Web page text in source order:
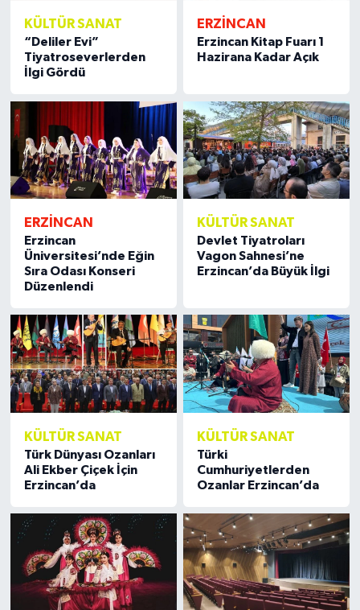
KÜLTÜR SANAT
“Deliler Evi”
Tiyatroseverlerden
İlgi Gördü
ERZİNCAN
Erzincan Kitap Fuarı 1
Hazirana Kadar Açık
ERZİNCAN
Erzincan
Üniversitesi’nde Eğin
Sıra Odası Konseri
Düzenlendi
KÜLTÜR SANAT
Devlet Tiyatroları
Vagon Sahnesi’ne
Erzincan’da Büyük İlgi
KÜLTÜR SANAT
Türk Dünyası Ozanları
Ali Ekber Çiçek İçin
Erzincan’da
KÜLTÜR SANAT
Türki
Cumhuriyetlerden
Ozanlar Erzincan’da